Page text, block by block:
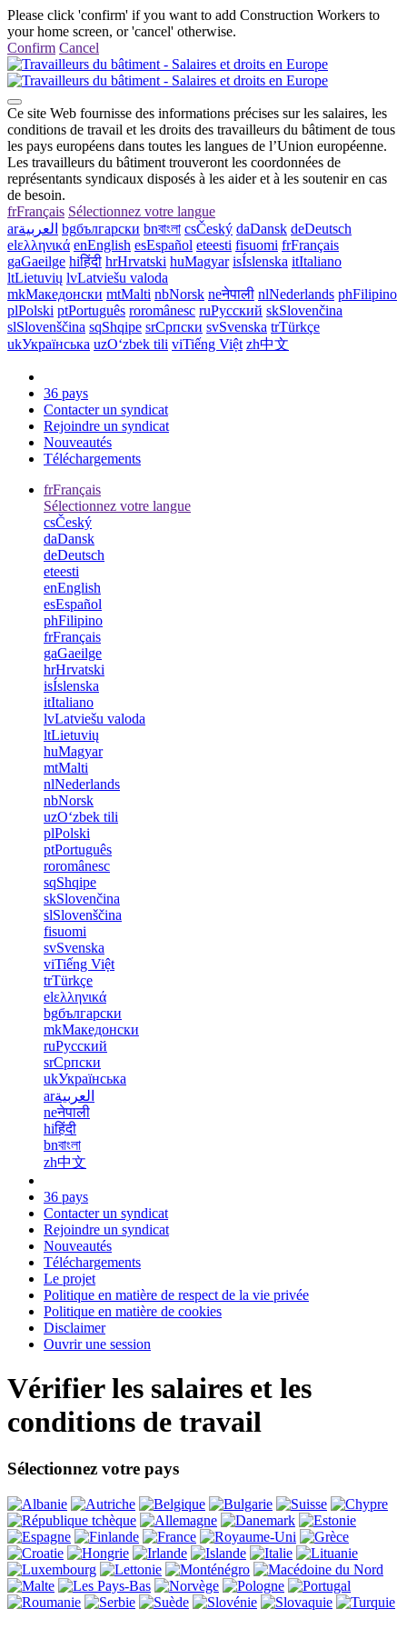
Please click 'confirm' if you want to add Construction Workers to
your home screen, or 'cancel' otherwise.
Confirm Cancel
Ce site Web fournisse des informations précises sur les salaires, les
conditions de travail et les droits des travailleurs du bâtiment de tous
les pays européens dans toutes les langues de l’Union européenne.
Les travailleurs du bâtiment trouveront les coordonnées de
représentants syndicaux disposés à les aider et à les soutenir en cas
de besoin.
frFrançais Sélectionnez votre langue
arالعربية bgбългарски bnবাংলা csČeský daDansk deDeutsch
elελληνικά enEnglish esEspañol eteesti fisuomi frFrançais
gaGaeilge hiहिंदी hrHrvatski huMagyar isÍslenska itItaliano
ltLietuvių lvLatviešu valoda
mkМакедонски mtMalti nbNorsk neनेपाली nlNederlands phFilipino
plPolski ptPortuguês roromânesc ruРусский skSlovenčina
slSlovenščina sqShqipe srСрпски svSvenska trTürkçe
ukУкраїнська uzOʻzbek tili viTiếng Việt zh中文
36 pays
Contacter un syndicat
Rejoindre un syndicat
Nouveautés
Téléchargements
frFrançais
Sélectionnez votre langue
csČeský
daDansk
deDeutsch
eteesti
enEnglish
esEspañol
phFilipino
frFrançais
gaGaeilge
hrHrvatski
isÍslenska
itItaliano
lvLatviešu valoda
ltLietuvių
huMagyar
mtMalti
nlNederlands
nbNorsk
uzOʻzbek tili
plPolski
ptPortuguês
roromânesc
sqShqipe
skSlovenčina
slSlovenščina
fisuomi
svSvenska
viTiếng Việt
trTürkçe
elελληνικά
bgбългарски
mkМакедонски
ruРусский
srСрпски
ukУкраїнська
arالعربية
neनेपाली
hiहिंदी
bnবাংলা
zh中文
36 pays
Contacter un syndicat
Rejoindre un syndicat
Nouveautés
Téléchargements
Le projet
Politique en matière de respect de la vie privée
Politique en matière de cookies
Disclaimer
Ouvrir une session
Vérifier les salaires et les
conditions de travail
Sélectionnez votre pays